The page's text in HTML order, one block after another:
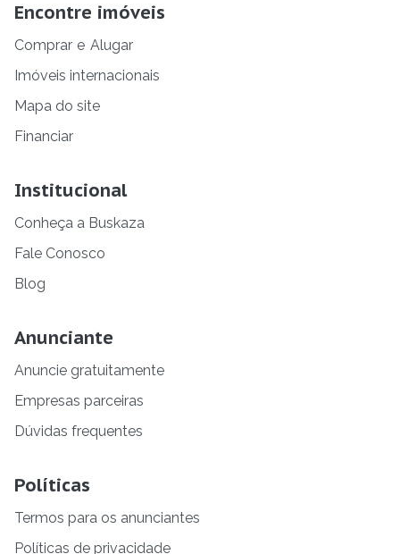
Encontre imóveis
Comprar e Alugar
Imóveis internacionais
Mapa do site
Financiar
Institucional
Conheça a Buskaza
Fale Conosco
Blog
Anunciante
Anuncie gratuitamente
Empresas parceiras
Dúvidas frequentes
Políticas
Termos para os anunciantes
Políticas de privacidade